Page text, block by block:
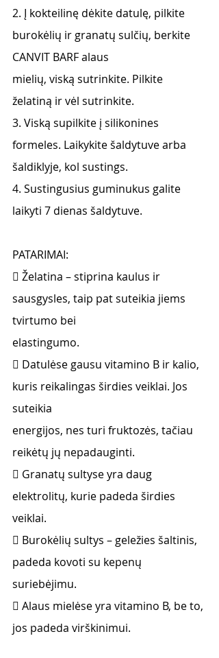
2. Į kokteilinę dėkite datulę, pilkite
burokėlių ir granatų sulčių, berkite
CANVIT BARF alaus
mielių, viską sutrinkite. Pilkite
želatiną ir vėl sutrinkite.
3. Viską supilkite į silikonines
formeles. Laikykite šaldytuve arba
šaldiklyje, kol sustings.
4. Sustingusius guminukus galite
laikyti 7 dienas šaldytuve.
PATARIMAI:
 Želatina – stiprina kaulus ir
sausgysles, taip pat suteikia jiems
tvirtumo bei
elastingumo.
 Datulėse gausu vitamino B ir kalio,
kuris reikalingas širdies veiklai. Jos
suteikia
energijos, nes turi fruktozės, tačiau
reikėtų jų nepadauginti.
 Granatų sultyse yra daug
elektrolitų, kurie padeda širdies
veiklai.
 Burokėlių sultys – geležies šaltinis,
padeda kovoti su kepenų
suriebėjimu.
 Alaus mielėse yra vitamino B, be to,
jos padeda virškinimui.